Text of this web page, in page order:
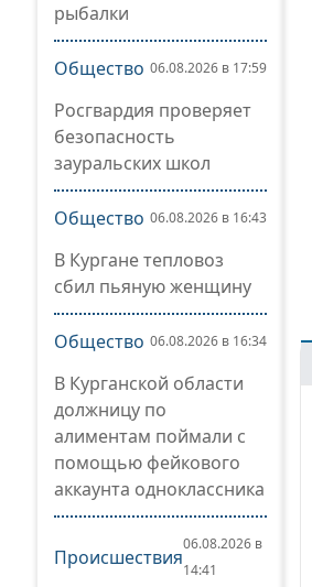
рыбалки
Общество 06.08.2026 в 17:59
Росгвардия проверяет
безопасность
зауральских школ
Общество 06.08.2026 в 16:43
В Кургане тепловоз
сбил пьяную женщину
Общество 06.08.2026 в 16:34
В Курганской области
должницу по
алиментам поймали с
помощью фейкового
аккаунта одноклассника
Происшествия
06.08.2026 в
14:41